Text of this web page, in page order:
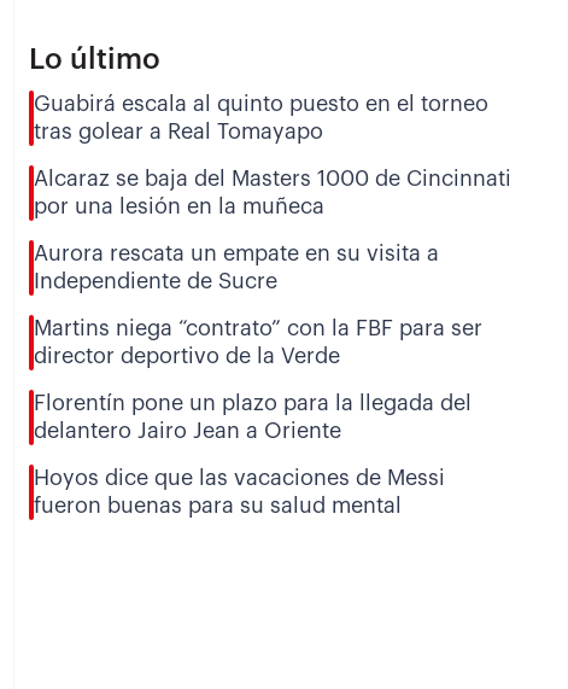
Lo último
Guabirá escala al quinto puesto en el torneo
tras golear a Real Tomayapo
Alcaraz se baja del Masters 1000 de Cincinnati
por una lesión en la muñeca
Aurora rescata un empate en su visita a
Independiente de Sucre
Martins niega “contrato” con la FBF para ser
director deportivo de la Verde
Florentín pone un plazo para la llegada del
delantero Jairo Jean a Oriente
Hoyos dice que las vacaciones de Messi
fueron buenas para su salud mental